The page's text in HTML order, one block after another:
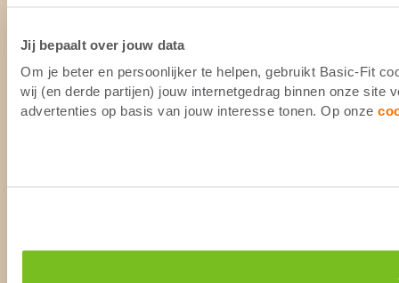
Jij bepaalt over jouw data
Om je beter en persoonlijker te helpen, gebruikt Basic-Fit
wij (en derde partijen) jouw internetgedrag binnen onze site
advertenties op basis van jouw interesse tonen. Op onze